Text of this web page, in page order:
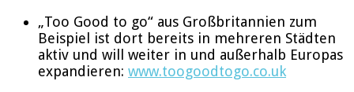
„Too Good to go“ aus Großbritannien zum
Beispiel ist dort bereits in mehreren Städten
aktiv und will weiter in und außerhalb Europas
expandieren: www.toogoodtogo.co.uk